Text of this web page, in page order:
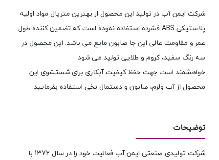
شرکت ایمن آب در تولید این محصول از بهترین متریال مواد اولیه
پلاستیکی ABS فشرده استفاده نموده است که تضمین کننده طول
عمر و مقاومت عالی این جا صابون مایع می باشد. این محصول در
سه رنگ سفید، کروم و طلایی تولید می شود.
خواهشمند است جهت حفظ کیفیت آبکاری برای شستشوی این
محصول از آب ولرم، صابون و دستمال نخی استفاده بفرمایید.
توضیحات
شرکت تولیدی صنعتی ایمن آب فعالیت خود را در سال 1372 با